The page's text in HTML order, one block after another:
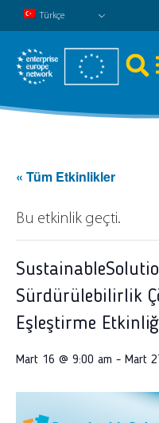
Türkçe
« Tüm Etkinlikler
Bu etkinlik geçti.
Sürdürülebilirlik
Eşleştirme
Mart 16 @ 9:00 am - Mart